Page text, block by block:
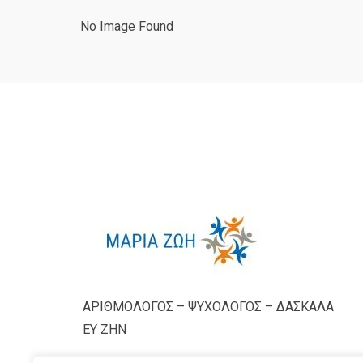
No Image Found
ΑΡΙΘΜΟΛΟΓΟΣ – ΨΥΧΟΛΟΓΟΣ – ΔΑΣΚΑΛΑ
ΕΥ ΖΗΝ